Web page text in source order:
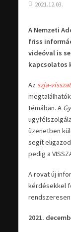
2021.12.03.
A Nemzeti
friss
videóval is
kapcsolatos
Az szja-
témában. A
üzenetben
segít
pedig a
A rovat új
kérdésekkel
2021.